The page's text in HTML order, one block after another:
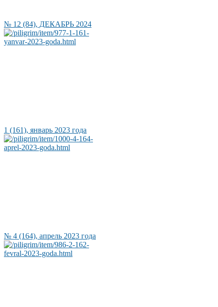
№ 12 (84), ДЕКАБРЬ 2024
1 (161), январь 2023 года
№ 4 (164), апрель 2023 года